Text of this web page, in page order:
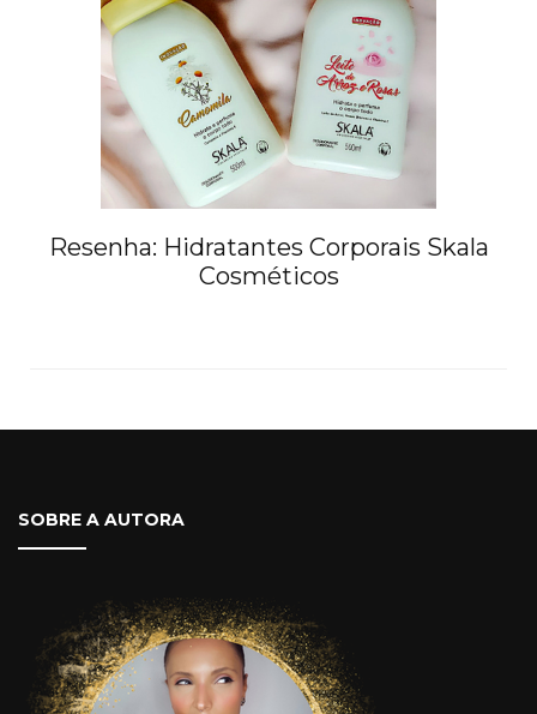
Resenha: Hidratantes Corporais Skala
Cosméticos
SOBRE A AUTORA